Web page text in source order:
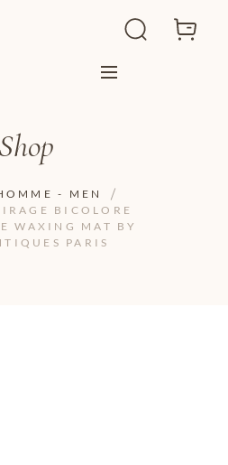
Shop
- MEN
BICOLORE
WAXING MAT BY
PARIS